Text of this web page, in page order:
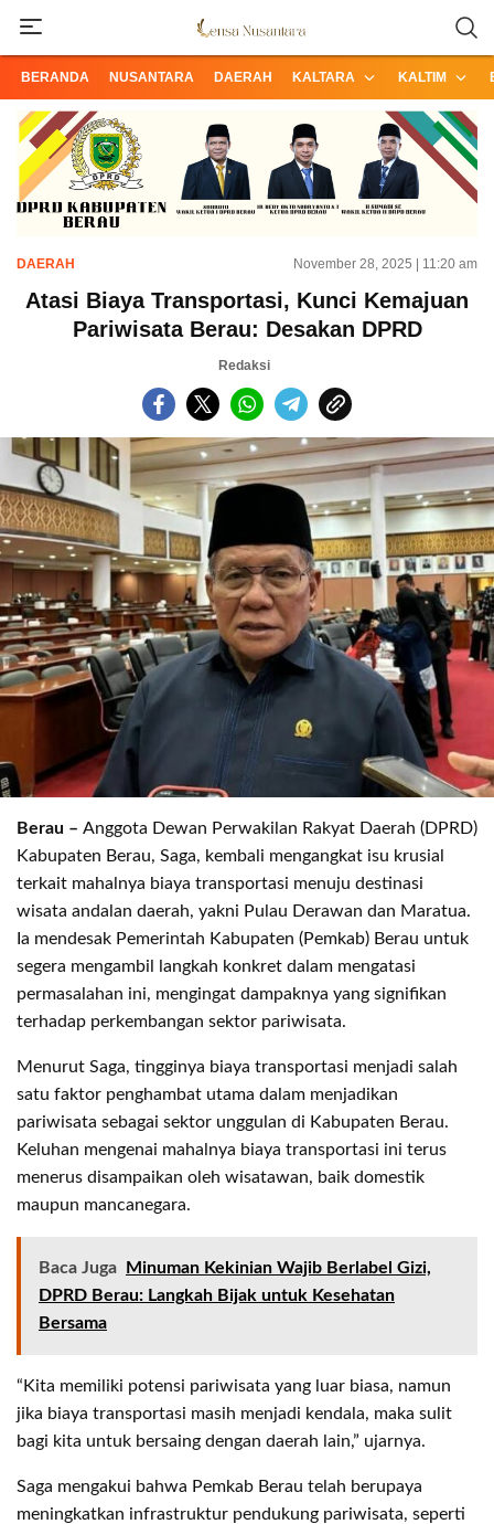
Lensa Nusantara
Informasi Terpercaya dari Nusantara
BERANDA NUSANTARA DAERAH KALTARA KALTIM
DAERAH November 28, 2025 | 11:20 am
Atasi Biaya Transportasi, Kunci Kemajuan
Pariwisata Berau: Desakan DPRD
Redaksi
Berau – Anggota Dewan Perwakilan Rakyat Daerah (DPRD)
Kabupaten Berau, Saga, kembali mengangkat isu krusial
terkait mahalnya biaya transportasi menuju destinasi
wisata andalan daerah, yakni Pulau Derawan dan Maratua.
Ia mendesak Pemerintah Kabupaten (Pemkab) Berau untuk
segera mengambil langkah konkret dalam mengatasi
permasalahan ini, mengingat dampaknya yang signifikan
terhadap perkembangan sektor pariwisata.
Menurut Saga, tingginya biaya transportasi menjadi salah
satu faktor penghambat utama dalam menjadikan
pariwisata sebagai sektor unggulan di Kabupaten Berau.
Keluhan mengenai mahalnya biaya transportasi ini terus
menerus disampaikan oleh wisatawan, baik domestik
maupun mancanegara.
Baca Juga
Minuman Kekinian Wajib Berlabel Gizi,
DPRD Berau: Langkah Bijak untuk Kesehatan
Bersama
“Kita memiliki potensi pariwisata yang luar biasa, namun
jika biaya transportasi masih menjadi kendala, maka sulit
bagi kita untuk bersaing dengan daerah lain,” ujarnya.
Saga mengakui bahwa Pemkab Berau telah berupaya
meningkatkan infrastruktur pendukung pariwisata, seperti